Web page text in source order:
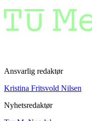
Ansvarlig redaktør
Kristina Fritsvold Nilsen
Nyhetsredaktør